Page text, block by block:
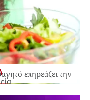
επηρεάζει την